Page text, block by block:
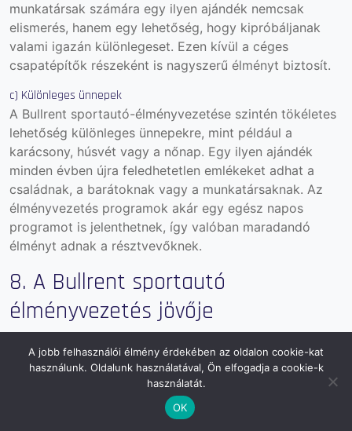
munkatársak számára egy ilyen ajándék nemcsak
elismerés, hanem egy lehetőség, hogy kipróbáljanak
valami igazán különlegeset. Ezen kívül a céges
csapatépítők részeként is nagyszerű élményt biztosít.
c) Különleges ünnepek
A Bullrent sportautó-élményvezetése szintén tökéletes
lehetőség különleges ünnepekre, mint például a
karácsony, húsvét vagy a nőnap. Egy ilyen ajándék
minden évben újra feledhetetlen emlékeket adhat a
családnak, a barátoknak vagy a munkatársaknak. Az
élményvezetés programok akár egy egész napos
programot is jelenthetnek, így valóban maradandó
élményt adnak a résztvevőknek.
8. A Bullrent sportautó
élményvezetés jövője
modellekkel és izgalmas programokkal gazdagítva az
élményvezetés világát.A jövőben még több autómodell
és izgalmas pálya válik elérhetővé, így a sportautó-
élményvezetés mindenki számára egyre vonzóbb
A jobb felhasználói élmény érdekében az oldalon cookie-kat
használunk. Oldalunk használatával, Ön elfogadja a cookie-k
használatát.
OK